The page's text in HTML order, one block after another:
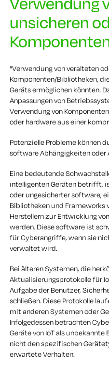
unsicheren
"Verwendung von veralteten
Komponenten/Bibliotheken,
Geräts ermöglichen könnten.
Anpassungen von
Verwendung von
oder hardware aus einer
Potenzielle Probleme können
software Abhängigkeiten oder
Eine bedeutende
intelligenten Geräten betrifft,
oder ungesicherter software,
Bibliotheken und Frameworks
Herstellern zur Entwicklung
werden. Diese software ist
für Cyberangriffe, wenn sie
verwaltet wird.
Bei älteren Systemen, die
Aktualisierungsprotokolle für
Aufgabe der Benutzer,
schließen. Diese Protokolle
mit anderen Systemen oder
Infolgedessen betrachten
Geräte von IoT als unbekannte
nicht den spezifischen
erwartete Verhalten.